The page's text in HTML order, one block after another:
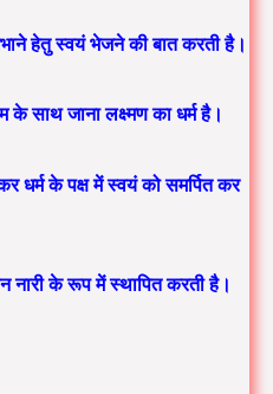
हेतु स्वयं भेजने की बात करती है।
के साथ जाना लक्ष्मण का धर्म है।
धर्म के पक्ष में स्वयं को समर्पित कर
नारी के रूप में स्थापित करती है।